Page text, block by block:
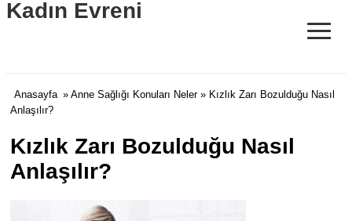
Kadın Evreni ≡
Anasayfa » Anne Sağlığı Konuları Neler» Kızlık Zarı Bozulduğu Nasıl
Anlaşılır?
Kızlık Zarı Bozulduğu Nasıl
Anlaşılır?